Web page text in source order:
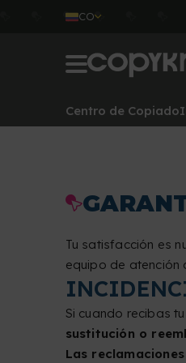
CO
Centro de Copiado
Tu satisfacción es
equipo de atención
Si cuando recibas
sustitución o
Las